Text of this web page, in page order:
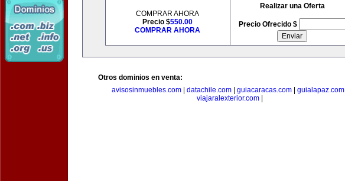
COMPRAR AHORA
Precio $550.00
COMPRAR AHORA
Realizar una Oferta
Precio Ofrecido $
Otros dominios en venta:
avisosinmuebles.com
datachile.com guiacaracas.com guialapaz.com
viajaralexterior.com